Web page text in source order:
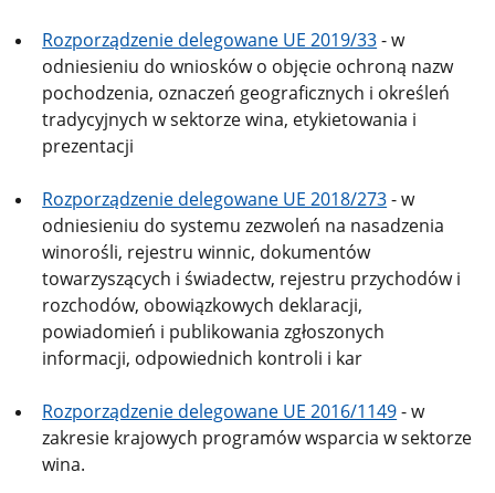
Rozporządzenie delegowane UE 2019/33- w
odniesieniu do wniosków o objęcie ochroną nazw
pochodzenia, oznaczeń geograficznych i określeń
tradycyjnych w sektorze wina, etykietowania i
prezentacji
Rozporządzenie delegowane UE 2018/273- w
odniesieniu do systemu zezwoleń na nasadzenia
winorośli, rejestru winnic, dokumentów
towarzyszących i świadectw, rejestru przychodów i
rozchodów, obowiązkowych deklaracji,
powiadomień i publikowania zgłoszonych
informacji, odpowiednich kontroli i kar
Rozporządzenie delegowane UE 2016/1149- w
zakresie krajowych programów wsparcia w sektorze
wina.